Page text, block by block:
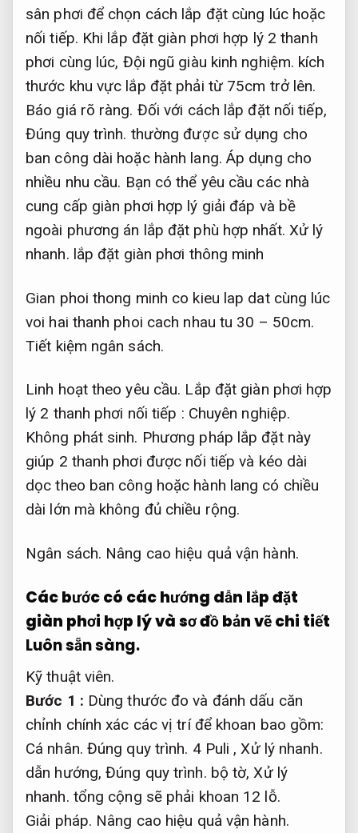
sân phơi để chọn cách lắp đặt cùng lúc hoặc
nối tiếp. Khi lắp đặt giàn phơi hợp lý 2 thanh
phơi cùng lúc, Đội ngũ giàu kinh nghiệm. kích
thước khu vực lắp đặt phải từ 75cm trở lên.
Báo giá rõ ràng. Đối với cách lắp đặt nối tiếp,
Đúng quy trình. thường được sử dụng cho
ban công dài hoặc hành lang. Áp dụng cho
nhiều nhu cầu. Bạn có thể yêu cầu các nhà
cung cấp giàn phơi hợp lý giải đáp và bề
ngoài phương án lắp đặt phù hợp nhất. Xử lý
nhanh. lắp đặt giàn phơi thông minh
Gian phoi thong minh co kieu lap dat cùng lúc
voi hai thanh phoi cach nhau tu 30 – 50cm.
Tiết kiệm ngân sách.
Linh hoạt theo yêu cầu. Lắp đặt giàn phơi hợp
lý 2 thanh phơi nối tiếp : Chuyên nghiệp.
Không phát sinh. Phương pháp lắp đặt này
giúp 2 thanh phơi được nối tiếp và kéo dài
dọc theo ban công hoặc hành lang có chiều
dài lớn mà không đủ chiều rộng.
Ngân sách. Nâng cao hiệu quả vận hành.
Các bước có các hướng dẫn lắp đặt
giàn phơi hợp lý và sơ đồ bản vẽ chi tiết
Luôn sẵn sàng.
Kỹ thuật viên.
Bước 1 : Dùng thước đo và đánh dấu căn
chỉnh chính xác các vị trí để khoan bao gồm:
Cá nhân. Đúng quy trình. 4 Puli ,Xử lý nhanh.
dẫn hướng,Đúng quy trình. bộ tờ,Xử lý
nhanh. tổng cộng sẽ phải khoan 12 lỗ.
Giải pháp. Nâng cao hiệu quả vận hành.